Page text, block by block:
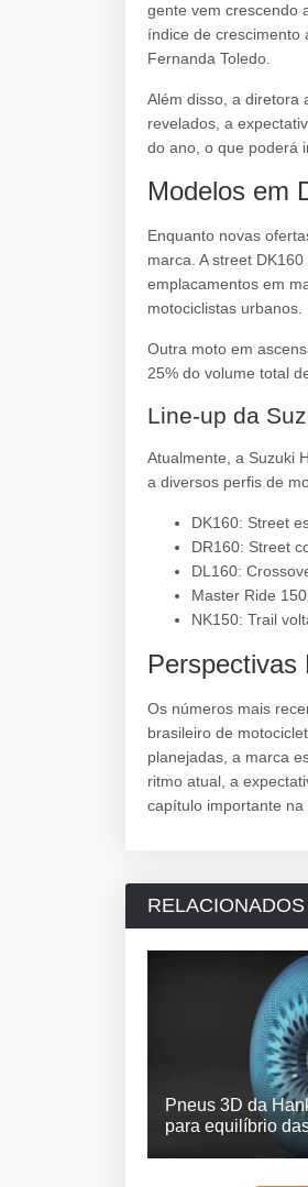
gente vem crescendo
índice de crescimento
Fernanda Toledo.
Além disso, a diretora
revelados, a
do ano, o que poderá
Modelos em
Enquanto novas
marca. A street
emplacamentos em
motociclistas urbanos.
Outra moto em
25% do volume total
Line-up da
Atualmente, a Suzuki
a diversos perfis de
DK160: Street
DR160: Street
DL160:
Master Ride
NK150: Trail
Perspectivas
Os números mais
brasileiro de
planejadas, a marca
ritmo atual, a
capítulo importante na
RELACIONADOS
Pneus 3D da
para equilíbrio